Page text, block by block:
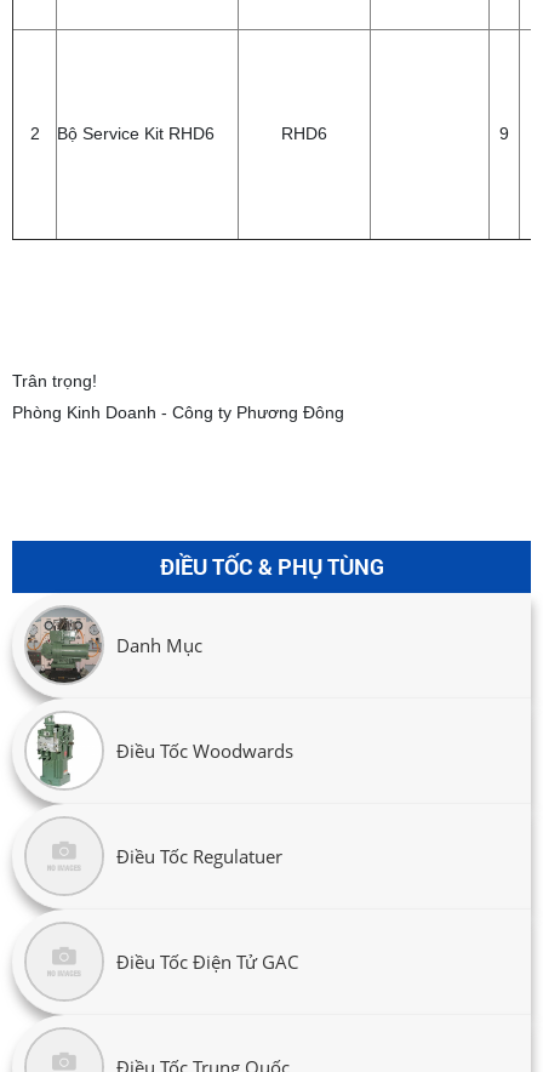
2 Bộ Service Kit RHD6 RHD6 9
Trân trọng!
Phòng Kinh Doanh - Công ty Phương Đông
ĐIỀU TỐC & PHỤ TÙNG
Danh Mục
Điều Tốc Woodwards
Điều Tốc Regulatuer
Điều Tốc Điện Tử GAC